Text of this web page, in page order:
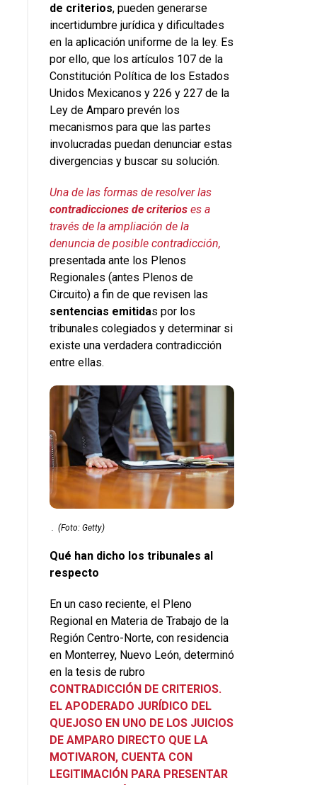
de criterios, pueden generarse
incertidumbre jurídica y dificultades
en la aplicación uniforme de la ley. Es
por ello, que los artículos 107 de la
Constitución Política de los Estados
Unidos Mexicanos y 226 y 227 de la
Ley de Amparo prevén los
mecanismos para que las partes
involucradas puedan denunciar estas
divergencias y buscar su solución.
Una de las formas de resolver las
contradicciones de criterioses a
través de la ampliación de la
denuncia de posible contradicción,
presentada ante los Plenos
Regionales (antes Plenos de
Circuito) a fin de que revisen las
sentencias emitidas por los
tribunales colegiados y determinar si
existe una verdadera contradicción
entre ellas.
(Foto: Getty)
Qué han dicho los tribunales al
respecto
En un caso reciente, el Pleno
Regional en Materia de Trabajo de la
Región Centro-Norte, con residencia
en Monterrey, Nuevo León, determinó
en la tesis de rubro
CONTRADICCIÓN DE CRITERIOS.
EL APODERADO JURÍDICO DEL
QUEJOSO EN UNO DE LOS JUICIOS
DE AMPARO DIRECTO QUE LA
MOTIVARON, CUENTA CON
LEGITIMACIÓN PARA PRESENTAR